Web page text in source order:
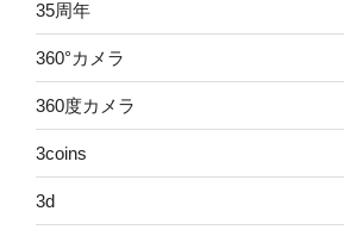
35周年
360°カメラ
360度カメラ
3coins
3d